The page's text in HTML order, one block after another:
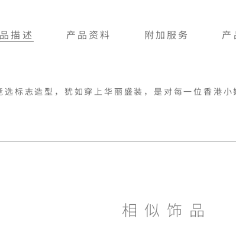
描述 产品资料 附加服务 产
标志造型，犹如穿上华丽盛装，是对每一位香港
相似饰品